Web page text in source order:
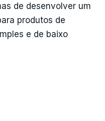
de desenvolver um
produtos de
e de baixo